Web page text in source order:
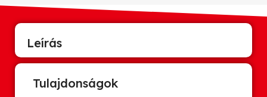
Leírás
Tulajdonságok